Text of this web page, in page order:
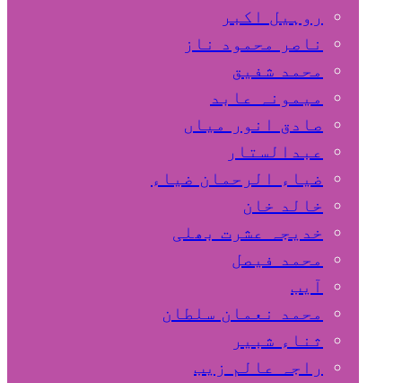
روہیل اکبر
ناصر محمود ناز
محمد شفیق
میمونہ عابد
صادق انور میاں
عبدالستار
ضیاء الرحمان ضیاء
خالد خان
خدیجہ عشرت بھلی
محمد فیصل
آیب
محمد نعمان سلطان
ثناء شبیر
راجہ عالم زیب